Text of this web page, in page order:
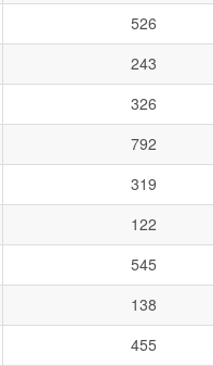
526
243
326
792
319
122
545
138
455